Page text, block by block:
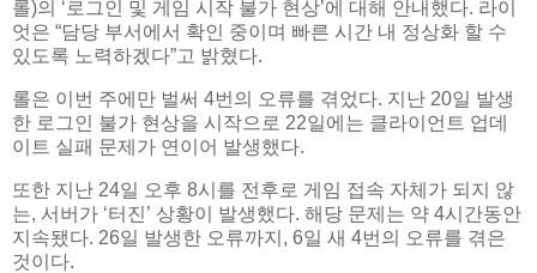
롤)의 ‘로그인 및 게임 시작 불가 현상’에 대해 안내했다. 라이
엇은 “담당 부서에서 확인 중이며 빠른 시간 내 정상화 할 수
있도록 노력하겠다”고 밝혔다.
롤은 이번 주에만 벌써 4번의 오류를 겪었다. 지난 20일 발생
한 로그인 불가 현상을 시작으로 22일에는 클라이언트 업데
이트 실패 문제가 연이어 발생했다.
또한 지난 24일 오후 8시를 전후로 게임 접속 자체가 되지 않
는, 서버가 ‘터진’ 상황이 발생했다. 해당 문제는 약 4시간동안
지속됐다. 26일 발생한 오류까지, 6일 새 4번의 오류를 겪은
것이다.